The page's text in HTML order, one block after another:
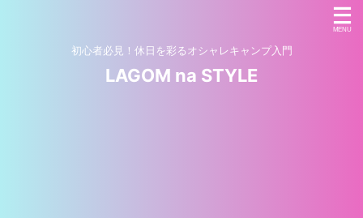
初心者必見！休日を彩るオシャレキャンプ入門
LAGOM na STYLE